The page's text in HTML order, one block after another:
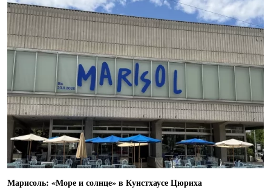
Марисоль: «Море и солнце» в Кунстхаусе Цюриха